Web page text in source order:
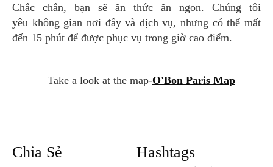
Chắc chắn, bạn sẽ ăn thức ăn ngon. Chúng tôi
yêu không gian nơi đây và dịch vụ, nhưng có thể mất
đến 15 phút để được phục vụ trong giờ cao điểm.
Take a look at the map-O'Bon Paris Map
Chia Sẻ Hashtags